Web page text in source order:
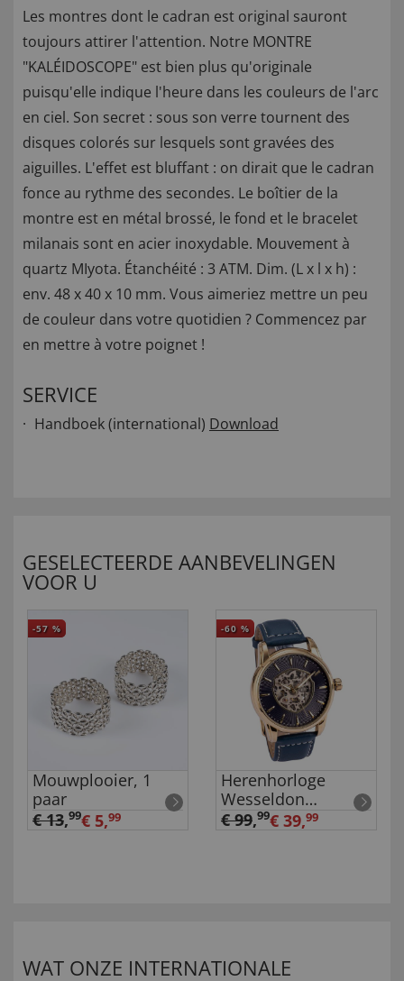
Les montres dont le cadran est original sauront
toujours attirer l'attention. Notre MONTRE
"KALÉIDOSCOPE" est bien plus qu'originale
puisqu'elle indique l'heure dans les couleurs de l'arc
en ciel. Son secret : sous son verre tournent des
disques colorés sur lesquels sont gravées des
aiguilles. L'effet est bluffant : on dirait que le cadran
fonce au rythme des secondes. Le boîtier de la
montre est en métal brossé, le fond et le bracelet
milanais sont en acier inoxydable. Mouvement à
quartz MIyota. Étanchéité : 3 ATM. Dim. (L x l x h) :
env. 48 x 40 x 10 mm. Vous aimeriez mettre un peu
de couleur dans votre quotidien ? Commencez par
en mettre à votre poignet !
SERVICE
Handboek (international) Download
GESELECTEERDE AANBEVELINGEN
VOOR U
-57 %
Mouwplooier, 1
paar
€ 13,99€ 5,99
-60 %
Herenhorloge
Wesseldon
'Squelette
€ 99,99€ 39,99
WAT ONZE INTERNATIONALE